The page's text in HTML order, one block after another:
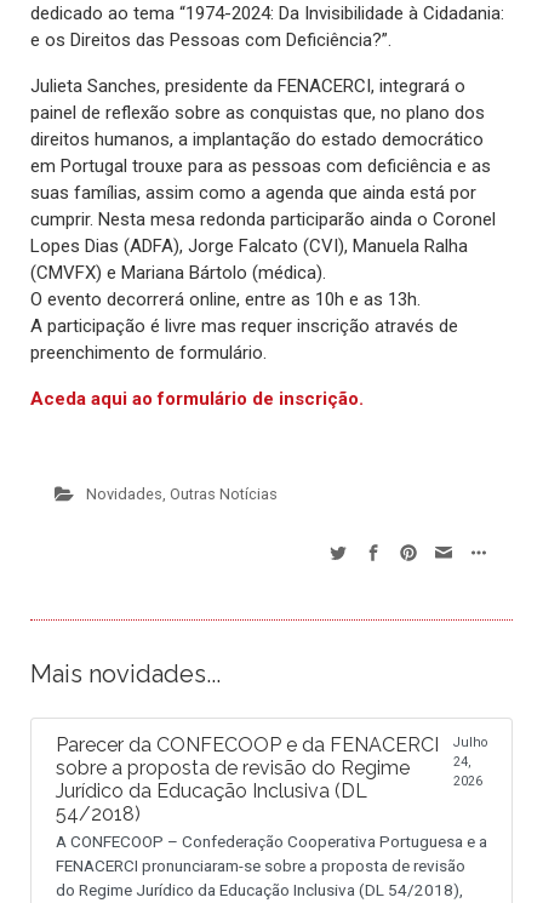
dedicado ao tema “1974-2024: Da Invisibilidade à Cidadania:
e os Direitos das Pessoas com Deficiência?”.
Julieta Sanches, presidente da FENACERCI, integrará o
painel de reflexão sobre as conquistas que, no plano dos
direitos humanos, a implantação do estado democrático
em Portugal trouxe para as pessoas com deficiência e as
suas famílias, assim como a agenda que ainda está por
cumprir. Nesta mesa redonda participarão ainda o Coronel
Lopes Dias (ADFA), Jorge Falcato (CVI), Manuela Ralha
(CMVFX) e Mariana Bártolo (médica).
O evento decorrerá online, entre as 10h e as 13h.
A participação é livre mas requer inscrição através de
preenchimento de formulário.
Aceda aqui ao formulário de inscrição.
Novidades Outras Notícias
Mais novidades...
Parecer da CONFECOOP e da FENACERCI
sobre a proposta de revisão do Regime
Jurídico da Educação Inclusiva (DL
54/2018)
Julho
24,
2026
A CONFECOOP – Confederação Cooperativa Portuguesa e a
FENACERCI pronunciaram-se sobre a proposta de revisão
do Regime Jurídico da Educação Inclusiva (DL 54/2018),